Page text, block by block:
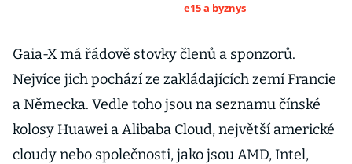
dohánět
e15 a byznys
Gaia-X má řádově stovky členů a sponzorů.
Nejvíce jich pochází ze zakládajících zemí Francie
a Německa. Vedle toho jsou na seznamu čínské
kolosy Huawei a Alibaba Cloud, největší americké
cloudy nebo společnosti, jako jsou AMD, Intel,